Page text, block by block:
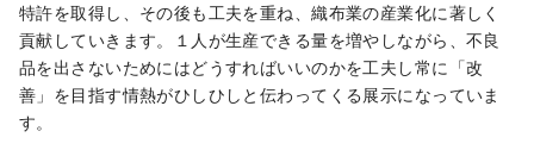
特許を取得し、その後も工夫を重ね、織布業の産業化に著しく
貢献していきます。１人が生産できる量を増やしながら、不良
品を出さないためにはどうすればいいのかを工夫し常に「改
善」を目指す情熱がひしひしと伝わってくる展示になっていま
す。